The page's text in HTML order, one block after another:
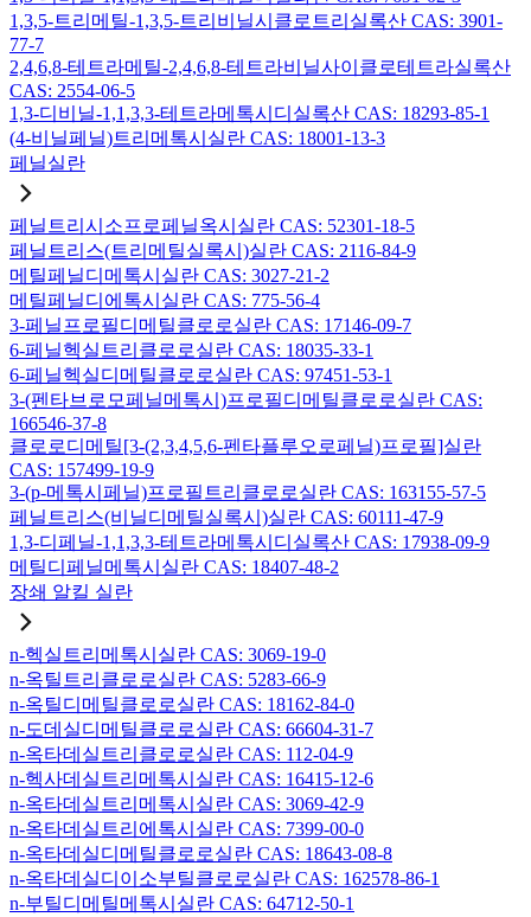
1,3,5-트리메틸-1,3,5-트리비닐시클로트리실록산 CAS: 3901-
77-7
2,4,6,8-테트라메틸-2,4,6,8-테트라비닐사이클로테트라실록산
CAS: 2554-06-5
1,3-디비닐-1,1,3,3-테트라메톡시디실록산 CAS: 18293-85-1
(4-비닐페닐)트리메톡시실란 CAS: 18001-13-3
페닐실란
페닐트리시소프로페닐옥시실란 CAS: 52301-18-5
페닐트리스(트리메틸실록시)실란 CAS: 2116-84-9
메틸페닐디메톡시실란 CAS: 3027-21-2
메틸페닐디에톡시실란 CAS: 775-56-4
3-페닐프로필디메틸클로로실란 CAS: 17146-09-7
6-페닐헥실트리클로로실란 CAS: 18035-33-1
6-페닐헥실디메틸클로로실란 CAS: 97451-53-1
3-(펜타브로모페닐메톡시)프로필디메틸클로로실란 CAS:
166546-37-8
클로로디메틸[3-(2,3,4,5,6-펜타플루오로페닐)프로필]실란
CAS: 157499-19-9
3-(p-메톡시페닐)프로필트리클로로실란 CAS: 163155-57-5
페닐트리스(비닐디메틸실록시)실란 CAS: 60111-47-9
1,3-디페닐-1,1,3,3-테트라메톡시디실록산 CAS: 17938-09-9
메틸디페닐메톡시실란 CAS: 18407-48-2
장쇄 알킬 실란
n-헥실트리메톡시실란 CAS: 3069-19-0
n-옥틸트리클로로실란 CAS: 5283-66-9
n-옥틸디메틸클로로실란 CAS: 18162-84-0
n-도데실디메틸클로로실란 CAS: 66604-31-7
n-옥타데실트리클로로실란 CAS: 112-04-9
n-헥사데실트리메톡시실란 CAS: 16415-12-6
n-옥타데실트리메톡시실란 CAS: 3069-42-9
n-옥타데실트리에톡시실란 CAS: 7399-00-0
n-옥타데실디메틸클로로실란 CAS: 18643-08-8
n-옥타데실디이소부틸클로로실란 CAS: 162578-86-1
n-부틸디메틸메톡시실란 CAS: 64712-50-1